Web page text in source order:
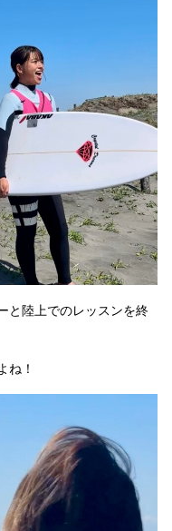
と陸上でのレッスンを終
ね！